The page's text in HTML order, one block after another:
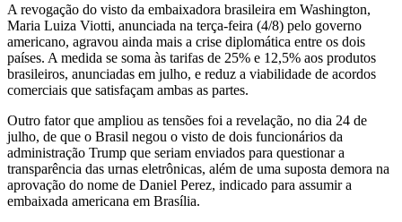
A revogação do visto da embaixadora brasileira em Washington,
Maria Luiza Viotti, anunciada na terça-feira (4/8) pelo governo
americano, agravou ainda mais a crise diplomática entre os dois
países. A medida se soma às tarifas de 25% e 12,5% aos produtos
brasileiros, anunciadas em julho, e reduz a viabilidade de acordos
comerciais que satisfaçam ambas as partes.
Outro fator que ampliou as tensões foi a revelação, no dia 24 de
julho, de que o Brasil negou o visto de dois funcionários da
administração Trump que seriam enviados para questionar a
transparência das urnas eletrônicas, além de uma suposta demora na
aprovação do nome de Daniel Perez, indicado para assumir a
embaixada americana em Brasília.